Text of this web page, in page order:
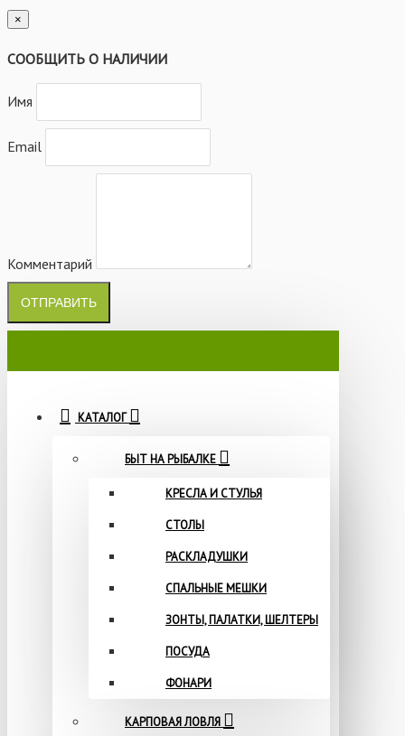
×
СООБЩИТЬ О НАЛИЧИИ
Имя
Email
Комментарий
ОТПРАВИТЬ
КАТАЛОГ
БЫТ НА РЫБАЛКЕ
КРЕСЛА И СТУЛЬЯ
СТОЛЫ
РАСКЛАДУШКИ
СПАЛЬНЫЕ МЕШКИ
ЗОНТЫ, ПАЛАТКИ, ШЕЛТЕРЫ
ПОСУДА
ФОНАРИ
КАРПОВАЯ ЛОВЛЯ